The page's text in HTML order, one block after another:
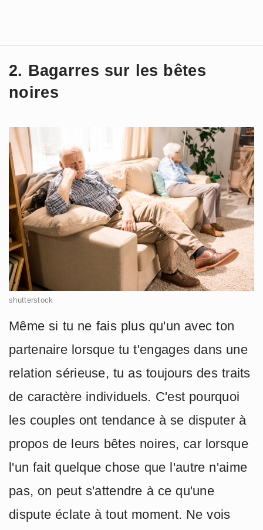
2. Bagarres sur les bêtes
noires
shutterstock
Même si tu ne fais plus qu'un avec ton
partenaire lorsque tu t'engages dans une
relation sérieuse, tu as toujours des traits
de caractère individuels. C'est pourquoi
les couples ont tendance à se disputer à
propos de leurs bêtes noires, car lorsque
l'un fait quelque chose que l'autre n'aime
pas, on peut s'attendre à ce qu'une
dispute éclate à tout moment. Ne vois